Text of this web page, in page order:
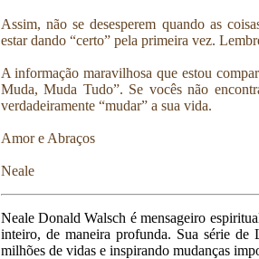
Assim, não se desesperem quando as
estar dando “certo” pela primeira vez.
A informação maravilhosa que estou
Muda, Muda Tudo”. Se vocês não
verdadeiramente “mudar” a sua vida.
Amor e Abraços
Neale
Neale Donald Walsch é mensageiro
inteiro, de maneira profunda. Sua série
milhões de vidas e inspirando mudanças